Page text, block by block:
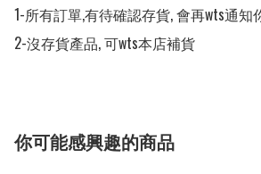
1-所有訂單,有待確認存貨, 會再wts通知
2-沒存貨產品, 可wts本店補貨
你可能感興趣的商品